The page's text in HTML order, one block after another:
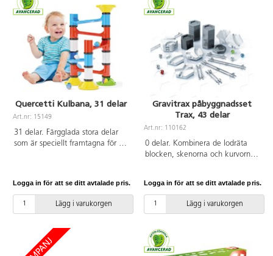
Från 3 år.
Quercetti Kulbana, 31 delar
Art.nr: 15149
31 delar. Färgglada stora delar
som är speciellt framtagna för de
rullar långsamt i de variationsrika
banorna. 4 kulor med diameter
4,5 cm ingår. Av ABS. PVC-fri.
Logga in för att se ditt avtalade pris.
Lägg i varukorgen
Gravitrax påbyggnadsset
Trax, 43 delar
Art.nr: 110162
0 delar. Kombinera de lodräta
blocken, skenorna och kurvorna
kulor, 16 stora höjdplattor, 8 små
höjdplattor, 7 kurvor, 1 korsning,
1 lång, 2 mellanlånga och 3
PC, fri från BPA. PVC-fri. Från 8
år.
Logga in för att se ditt avtalade pris.
Lägg i varukorgen